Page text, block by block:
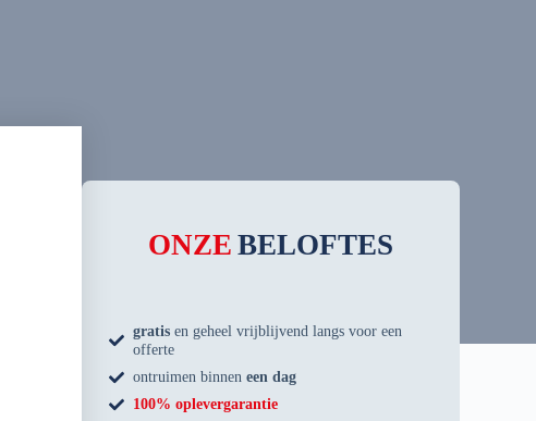
ONZE BELOFTES
gratis en geheel vrijblijvend langs voor een
offerte
ontruimen binneneen dag
100% oplevergarantie